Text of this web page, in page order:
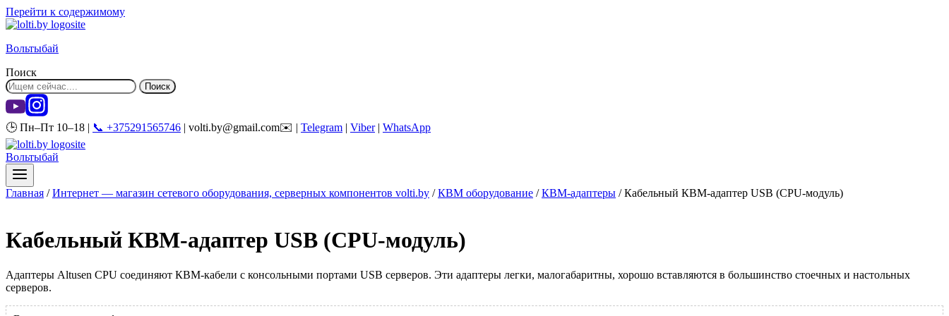
Перейти к содержимому
Вольтыбай
Поиск
Поиск
🕒 Пн–Пт 10–18 | 📞 +375291565746 | volti.by@gmail.com✉️ | Telegram | Viber| WhatsApp
Вольтыбай
Главная / Интернет — магазин сетевого оборудования, серверных компонентов volti.by / КВМ оборудование / КВМ-адаптеры / Кабельный КВМ-адаптер USB (CPU-модуль)
Кабельный КВМ-адаптер USB (CPU-модуль)
Адаптеры Altusen CPU соединяют КВМ-кабели с консольными портами USB серверов. Эти адаптеры легки, малогабаритны, хорошо вставляются в большинство стоечных и настольных
серверов.